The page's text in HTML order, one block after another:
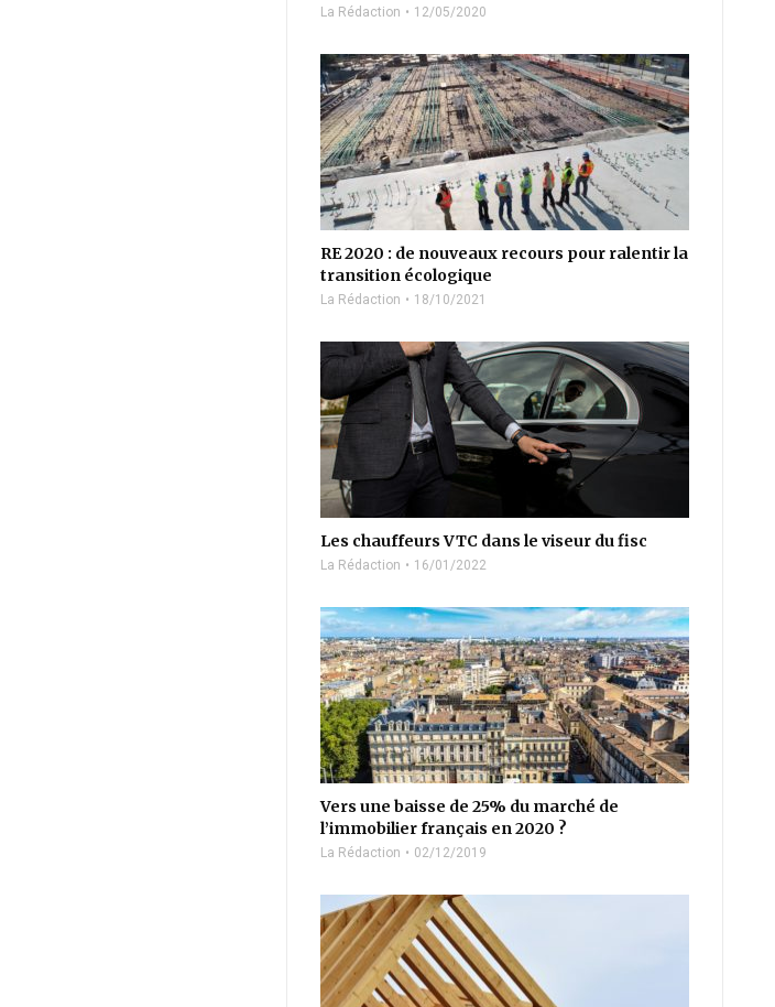
La Rédaction 12/05/2020
RE 2020 : de nouveaux recours pour ralentir la
transition écologique
La Rédaction 18/10/2021
Les chauffeurs VTC dans le viseur du fisc
La Rédaction 16/01/2022
Vers une baisse de 25% du marché de
l’immobilier français en 2020 ?
La Rédaction 02/12/2019